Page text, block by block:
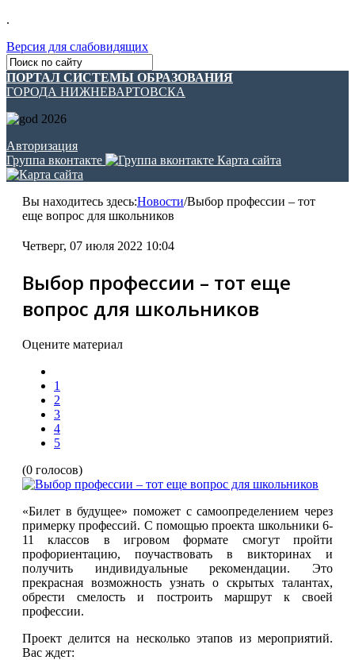
.
Версия для слабовидящих
ПОРТАЛ СИСТЕМЫ ОБРАЗОВАНИЯ
ГОРОДА НИЖНЕВАРТОВСКА
Авторизация
Группа вконтакте
Карта сайта
Вы находитесь здесь:Новости/Выбор профессии – тот
еще вопрос для школьников
Четверг, 07 июля 2022 10:04
Выбор профессии – тот еще
вопрос для школьников
Оцените материал
1
2
3
4
5
(0 голосов)
«Билет в будущее» поможет с самоопределением через
примерку профессий. С помощью проекта школьники 6-
11 классов в игровом формате смогут пройти
профориентацию, поучаствовать в викторинах и
получить индивидуальные рекомендации. Это
прекрасная возможность узнать о скрытых талантах,
обрести смелость и построить маршрут к своей
профессии.
Проект делится на несколько этапов из мероприятий.
Вас ждет: